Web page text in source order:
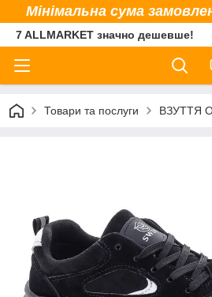
Мінімальна сума
7 ALLMARKET значно дешевше!
Товари та послуги ВЗУТТЯ